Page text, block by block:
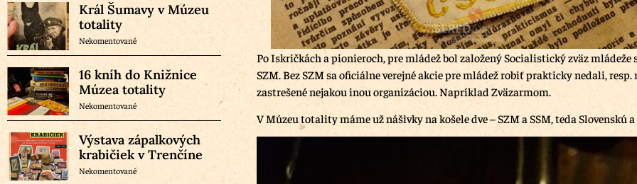
Král Šumavy v Múzeu
totality
Nekomentované
16 kníh do Knižnice
Múzea totality
Nekomentované
Výstava zápalkových
krabičiek v Trenčíne
Nekomentované
Po Iskričkách a pionieroch, pre mládež bol založený Socialistický zväz mládeže
SZM. Bez SZM sa oficiálne verejné akcie pre mládež robiť prakticky nedali,
zastrešené nejakou inou organizáciou. Napríklad Zväzarmom.
V Múzeu totality máme už nášivky na košele dve – SZM a SSM, teda Slovenskú a